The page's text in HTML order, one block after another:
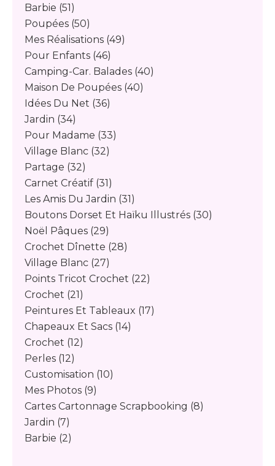
Barbie (51)
Poupées (50)
Mes Réalisations (49)
Pour Enfants (46)
Camping-Car. Balades (40)
Maison De Poupées (40)
Idées Du Net (36)
Jardin (34)
Pour Madame (33)
Village Blanc (32)
Partage (32)
Carnet Créatif (31)
Les Amis Du Jardin (31)
Boutons Dorset Et Haïku Illustrés (30)
Noël Pâques (29)
Crochet Dînette (28)
Village Blanc (27)
Points Tricot Crochet (22)
Crochet (21)
Peintures Et Tableaux (17)
Chapeaux Et Sacs (14)
Crochet (12)
Perles (12)
Customisation (10)
Mes Photos (9)
Cartes Cartonnage Scrapbooking (8)
Jardin (7)
Barbie (2)